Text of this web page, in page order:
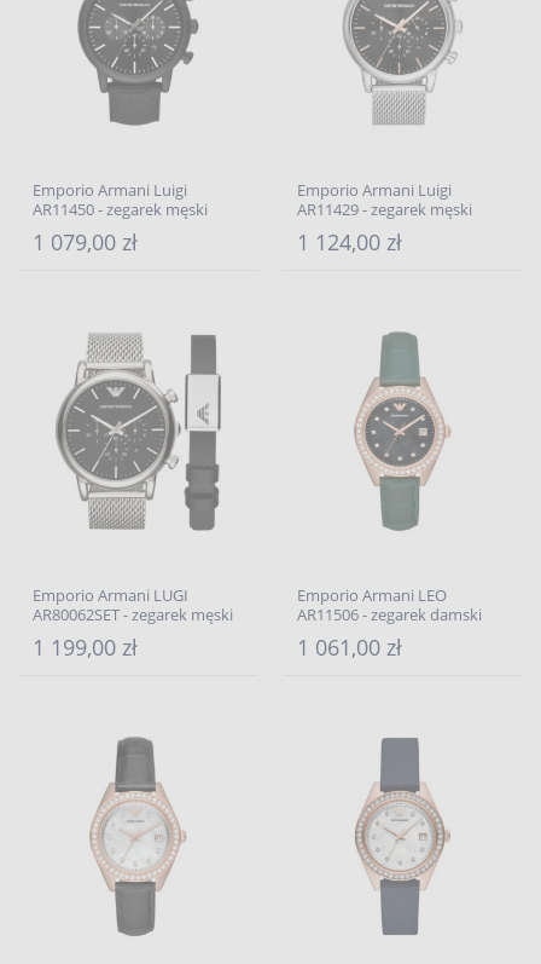
Emporio Armani Luigi
AR11450 - zegarek męski
1 079,00 zł
Emporio Armani Luigi
AR11429 - zegarek męski
1 124,00 zł
Emporio Armani LUGI
AR80062SET - zegarek męski
1 199,00 zł
Emporio Armani LEO
AR11506 - zegarek damski
1 061,00 zł